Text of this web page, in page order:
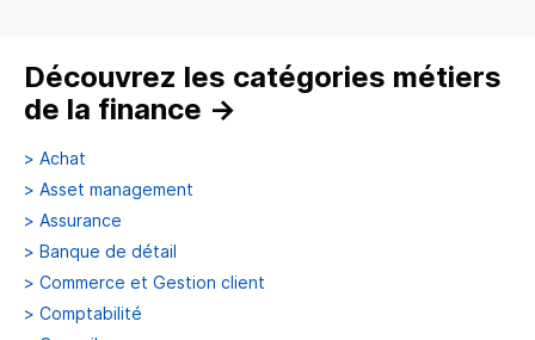
Découvrez les catégories métiers
de la finance →
> Achat
> Asset management
> Assurance
> Banque de détail
> Commerce et Gestion client
> Comptabilité